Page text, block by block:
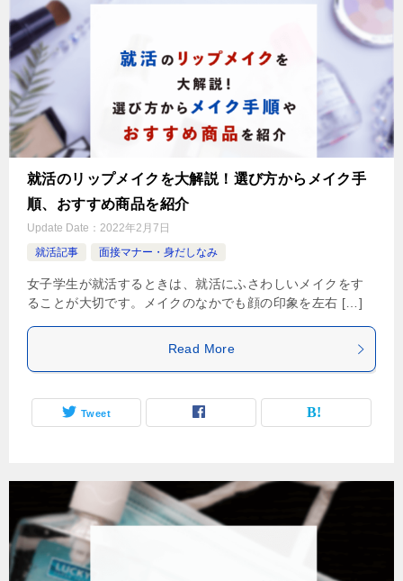
就活のリップメイクを大解説！選び方からメイク手
順、おすすめ商品を紹介
Update Date： 2022年2月7日
就活記事
面接マナー・身だしなみ
女子学生が就活するときは、就活にふさわしいメイクをす
ることが大切です。メイクのなかでも顔の印象を左右 […]
Read More
Tweet